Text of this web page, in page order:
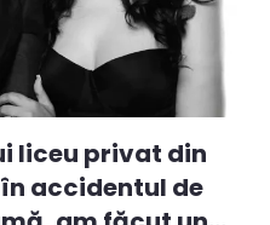
liceu privat din
accidentul de